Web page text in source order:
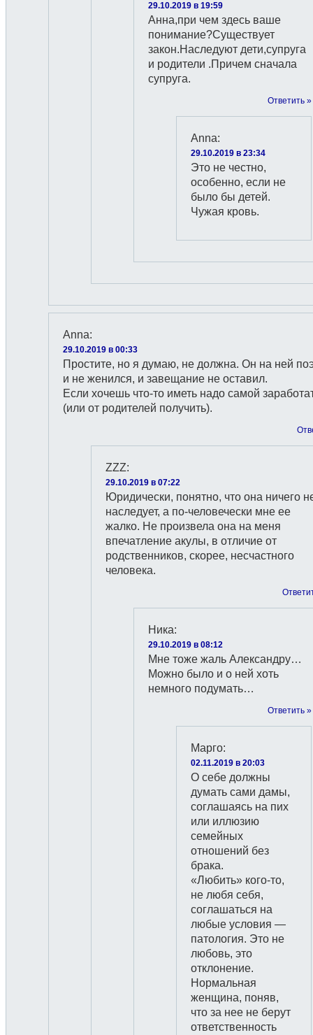
29.10.2019 в 19:59
Анна,при чем здесь ваше
понимание?Существует
закон.Наследуют дети,супруга
и родители .Причем сначала
супруга.
Ответить »
Anna:
29.10.2019 в 23:34
Это не честно,
особенно, если не
было бы детей.
Чужая кровь.
Anna:
29.10.2019 в 00:33
Простите, но я думаю, не должна. Он на ней
и не женился, и завещание не оставил.
Если хочешь что-то иметь надо самой
(или от родителей получить).
ZZZ:
29.10.2019 в 07:22
Юридически, понятно, что она ничего
наследует, а по-человечески мне ее
жалко. Не произвела она на меня
впечатление акулы, в отличие от
родственников, скорее, несчастного
человека.
Ника:
29.10.2019 в 08:12
Мне тоже жаль Александру…
Можно было и о ней хоть
немного подумать…
Ответить »
Марго:
02.11.2019 в 20:03
О себе должны
думать сами дамы,
соглашаясь на пих
или иллюзию
семейных
отношений без
брака.
«Любить» кого-то,
не любя себя,
соглашаться на
любые условия —
патология. Это не
любовь, это
отклонение.
Нормальная
женщина, поняв,
что за нее не берут
ответственность